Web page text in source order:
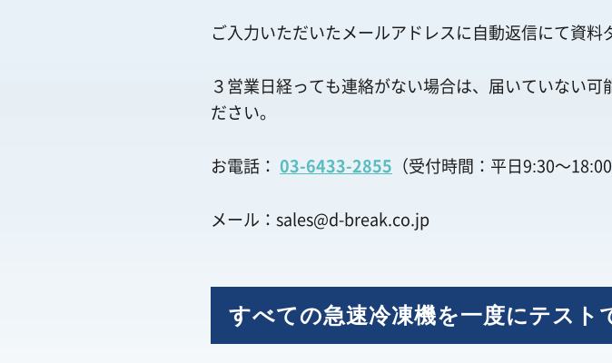
ご入力いただいたメールアドレスに自動返信にて資料
３営業日経っても連絡がない場合は、届いていない
ださい。
お電話： 03-6433-2855 （受付時間：平日9:30～18:00
メール： sales@d-break.co.jp
すべての急速冷凍機を一度にテスト